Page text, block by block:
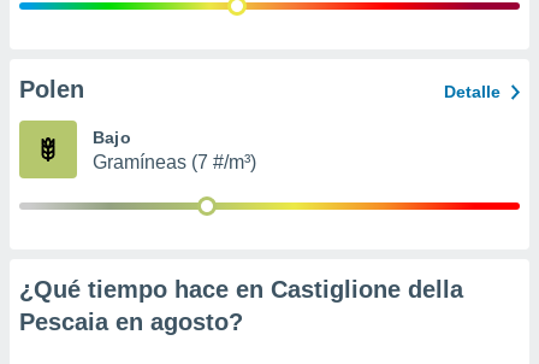
publicidad
de
Polen Detalle
Bajo
Gramíneas (7 #/m³)
¿Qué tiempo hace en Castiglione della
Pescaia en agosto?